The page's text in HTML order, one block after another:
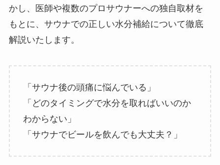
かし、医師や複数のプロサウナーへの独自取材を
もとに、サウナでの正しい水分補給について徹底
解説いたします。
「サウナ後の頭痛に悩んでいる」
「どのタイミングで水分を取ればいいのか
わからない」
「サウナでビールを飲んでも大丈夫？」